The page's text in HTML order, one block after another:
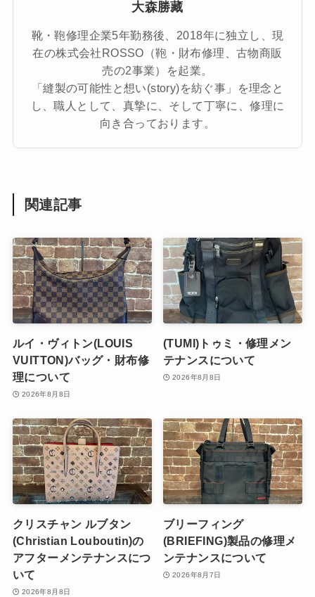
大森勝藏
靴・鞄修理企業5年勤務後、2018年に独立し、現
在の株式会社ROSSO（鞄・財布修理、古物商販
売の2事業）を起業。
「縫製の可能性と想い(story)を紡ぐ事」を理念と
し、職人として、真摯に、そして丁寧に、修理に
向き合っております。
関連記事
ルイ・ヴィトン(LOUIS
VUITTON)バッグ・財布修
理について
2026年8月8日
(TUMI)トゥミ・修理メン
テナンスについて
2026年8月8日
クリスチャン ルブタン
(Christian Louboutin)の
アフターメンテナンスにつ
いて
2026年8月8日
ブリーフィング
(BRIEFING)製品の修理メ
ンテナンスについて
2026年8月7日